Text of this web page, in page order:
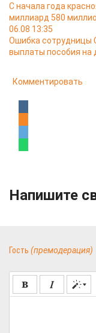
С начала года
миллиард 580
06.08 13:35
Ошибка сотрудницы
выплаты пособия на
Комментировать
Напишите
Гость (премодерация)